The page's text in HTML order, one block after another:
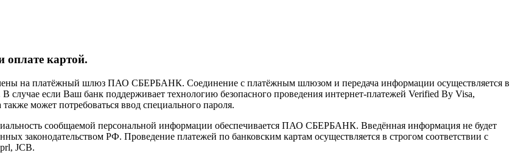
оплате картой.
на платёжный шлюз ПАО СБЕРБАНК. Соединение с платёжным шлюзом и передача информации осуществляется в
если Ваш банк поддерживает технологию безопасного проведения интернет-платежей Verified By Visa,
может потребоваться ввод специального пароля.
сообщаемой персональной информации обеспечивается ПАО СБЕРБАНК. Введённая информация не будет
законодательством РФ. Проведение платежей по банковским картам осуществляется в строгом соответствии с
JCB.